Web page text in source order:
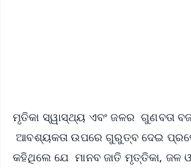
ମୃତିକା ସ୍ୱାସ୍ଥ୍ୟ ଏବଂ ଜଳର ଗୁଣବତା
ଆବଶ୍ୟକତା ଉପରେ ଗୁରୁତ୍ବ ଦେଇ
କହିଥିଲେ ଯେ ମାନବ ଜାତି ମୃତ୍ତିକା, ଜଳ